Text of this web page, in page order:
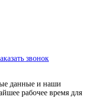
звонок
данные и наши
рабочее время для